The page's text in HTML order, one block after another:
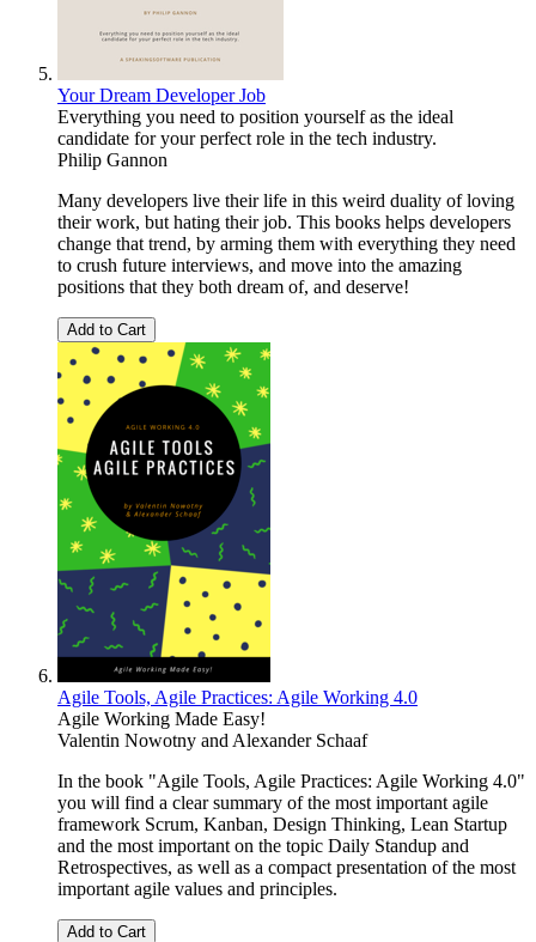
Your Dream Developer Job
Everything you need to position yourself as the ideal
candidate for your perfect role in the tech industry.
Philip Gannon
Many developers live their life in this weird duality of loving
their work, but hating their job. This books helps developers
change that trend, by arming them with everything they need
to crush future interviews, and move into the amazing
positions that they both dream of, and deserve!
Add to Cart
Agile Tools, Agile Practices: Agile Working 4.0
Agile Working Made Easy!
Valentin Nowotny and Alexander Schaaf
In the book "Agile Tools, Agile Practices: Agile Working 4.0"
you will find a clear summary of the most important agile
framework Scrum, Kanban, Design Thinking, Lean Startup
and the most important on the topic Daily Standup and
Retrospectives, as well as a compact presentation of the most
important agile values and principles.
Add to Cart